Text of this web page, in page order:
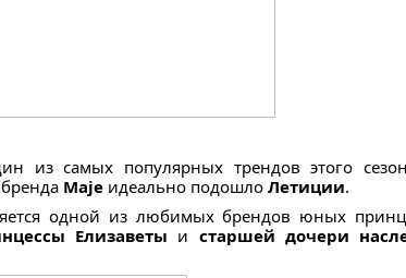
из самых популярных трендов этого
Maje идеально подошло Летиции.
одной из любимых брендов юных
Елизаветы и старшей дочери